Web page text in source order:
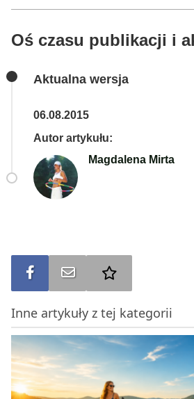
Oś czasu publikacji i
Aktualna wersja
06.08.2015
Autor artykułu:
Magdalena Mirta
Udostępnij na FBWyślij na e-mail
Inne artykuły z tej kategorii